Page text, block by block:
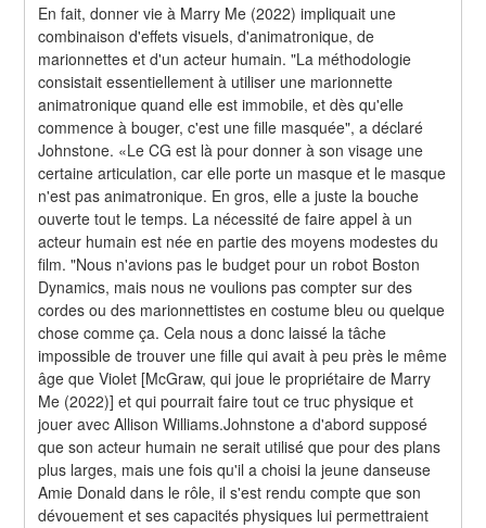
En fait, donner vie à Marry Me (2022) impliquait une
combinaison d'effets visuels, d'animatronique, de
marionnettes et d'un acteur humain. "La méthodologie
consistait essentiellement à utiliser une marionnette
animatronique quand elle est immobile, et dès qu'elle
commence à bouger, c'est une fille masquée", a déclaré
Johnstone. «Le CG est là pour donner à son visage une
certaine articulation, car elle porte un masque et le masque
n'est pas animatronique. En gros, elle a juste la bouche
ouverte tout le temps. La nécessité de faire appel à un
acteur humain est née en partie des moyens modestes du
film. "Nous n'avions pas le budget pour un robot Boston
Dynamics, mais nous ne voulions pas compter sur des
cordes ou des marionnettistes en costume bleu ou quelque
chose comme ça. Cela nous a donc laissé la tâche
impossible de trouver une fille qui avait à peu près le même
âge que Violet [McGraw, qui joue le propriétaire de Marry
Me (2022)] et qui pourrait faire tout ce truc physique et
jouer avec Allison Williams.Johnstone a d'abord supposé
que son acteur humain ne serait utilisé que pour des plans
plus larges, mais une fois qu'il a choisi la jeune danseuse
Amie Donald dans le rôle, il s'est rendu compte que son
dévouement et ses capacités physiques lui permettraient